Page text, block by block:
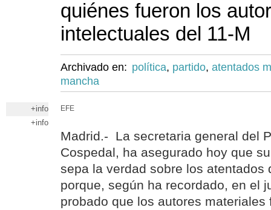
quiénes fueron los
intelectuales del 11-M
Archivado en: política, partido, atentados
mancha
+info
+info
EFE
Madrid.- La secretaria general del
Cospedal, ha asegurado hoy que
sepa la verdad sobre los atentados
porque, según ha recordado, en el
probado que los autores materiales